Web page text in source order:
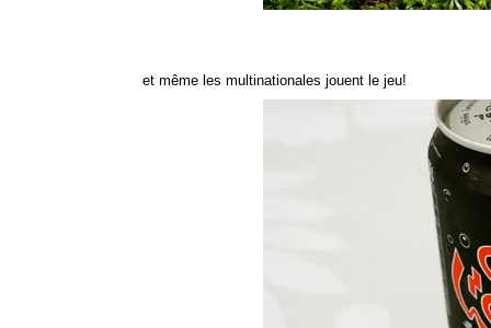
et même les multinationales jouent le jeu!